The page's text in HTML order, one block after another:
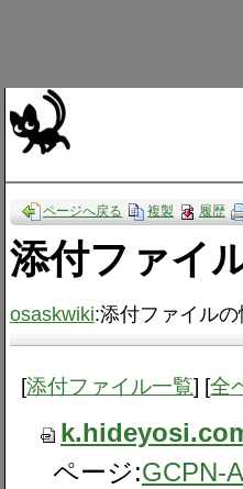
ページへ戻る 複製 履歴
添付ファイ
osaskwiki:添付ファイルの
[添付ファイル一覧] [全
ページ:GCPN-